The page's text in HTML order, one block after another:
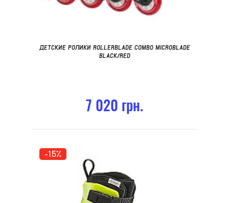
ДЕТСКИЕ РОЛИКИ ROLLERBLADE COMBO MICROBLADE
BLACK/RED
7 020 грн.
-15%